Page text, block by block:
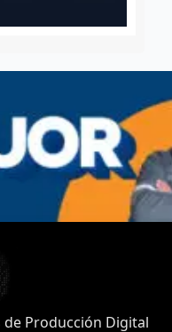
Producción Digital